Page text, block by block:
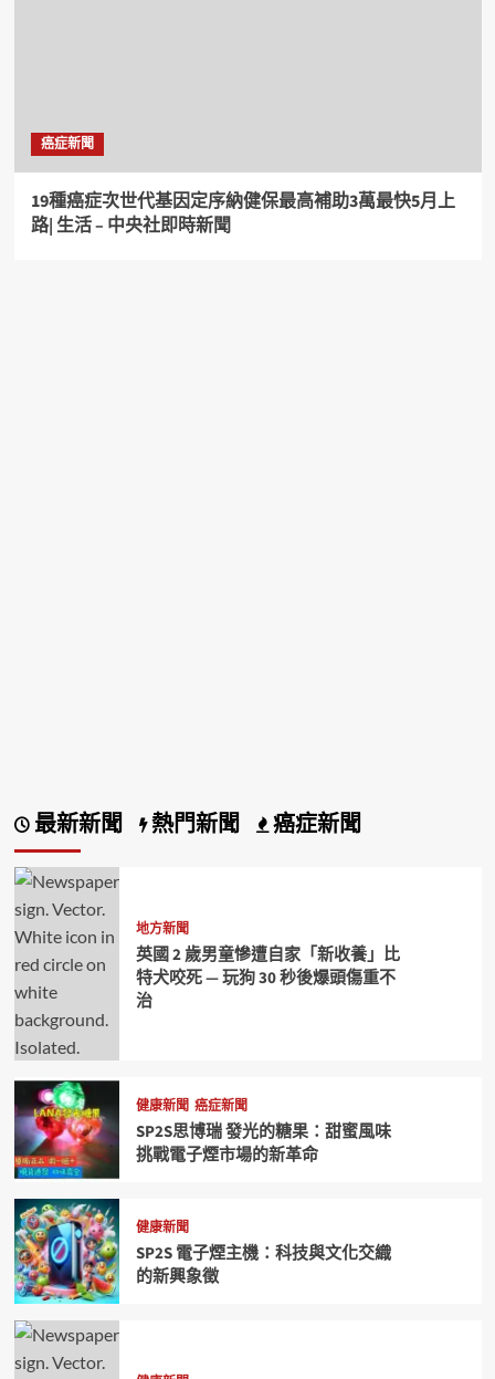
癌症新聞
19種癌症次世代基因定序納健保最高補助3萬最快5月上
路| 生活 – 中央社即時新聞
最新新聞 熱門新聞 癌症新聞
地方新聞
英國 2 歲男童慘遭自家「新收養」比
特犬咬死 — 玩狗 30 秒後爆頭傷重不
治
健康新聞 癌症新聞
SP2S思博瑞 發光的糖果：甜蜜風味
挑戰電子煙市場的新革命
健康新聞
SP2S 電子煙主機：科技與文化交織
的新興象徵